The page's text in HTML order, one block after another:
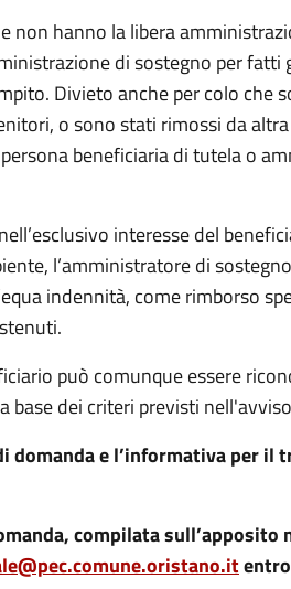
non hanno la libera
di sostegno per fatti
Divieto anche per colo che
o sono stati rimossi da
beneficiaria di tutela o
interesse del
l’amministratore di
indennità, come rimborso
può comunque essere
dei criteri previsti
domanda e l’informativa per il
compilata sull’apposito